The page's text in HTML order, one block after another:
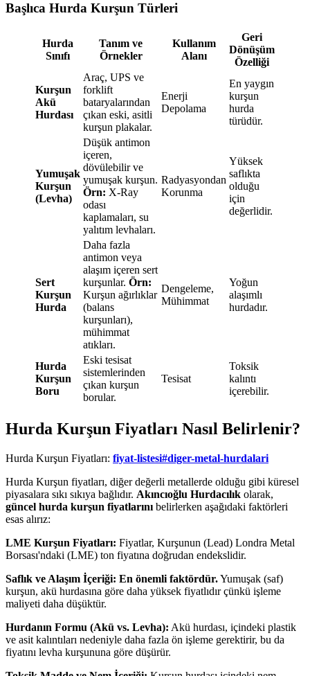
Başlıca Hurda Kurşun Türleri
Hurda
Sınıfı
Tanım ve
Örnekler
Kullanım
Alanı
Geri
Dönüşüm
Özelliği
Kurşun
Akü
Hurdası
Araç, UPS ve
forklift
bataryalarından
çıkan eski, asitli
kurşun plakalar.
Enerji
Depolama
En yaygın
kurşun
hurda
türüdür.
Yumuşak
Kurşun
(Levha)
Düşük antimon
içeren,
dövülebilir ve
yumuşak kurşun.
Örn: X-Ray
odası
kaplamaları, su
yalıtım levhaları.
Radyasyondan
Korunma
Yüksek
saflıkta
olduğu
için
değerlidir.
Sert
Kurşun
Hurda
Daha fazla
antimon veya
alaşım içeren sert
kurşunlar. Örn:
Kurşun ağırlıklar
(balans
kurşunları),
mühimmat
atıkları.
Dengeleme,
Mühimmat
Yoğun
alaşımlı
hurdadır.
Hurda
Kurşun
Boru
Eski tesisat
sistemlerinden
çıkan kurşun
borular.
Tesisat
Toksik
kalıntı
içerebilir.
Hurda Kurşun Fiyatları Nasıl Belirlenir?
Hurda Kurşun Fiyatları: fiyat-listesi#diger-metal-hurdalari
Hurda Kurşun fiyatları, diğer değerli metallerde olduğu gibi küresel
piyasalara sıkı sıkıya bağlıdır. Akıncıoğlu Hurdacılık olarak,
güncel hurda kurşun fiyatlarını belirlerken aşağıdaki faktörleri
esas alırız:
LME Kurşun Fiyatları: Fiyatlar, Kurşunun (Lead) Londra Metal
Borsası'ndaki (LME) ton fiyatına doğrudan endekslidir.
Saflık ve Alaşım İçeriği: En önemli faktördür.Yumuşak (saf)
kurşun, akü hurdasına göre daha yüksek fiyatlıdır çünkü işleme
maliyeti daha düşüktür.
Hurdanın Formu (Akü vs. Levha): Akü hurdası, içindeki plastik
ve asit kalıntıları nedeniyle daha fazla ön işleme gerektirir, bu da
fiyatını levha kurşununa göre düşürür.